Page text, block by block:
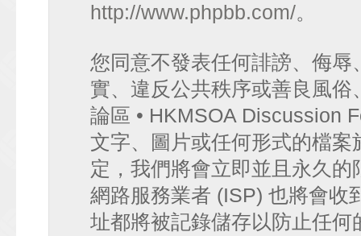
http://www.phpbb.com/。
您同意不發表任何誹謗、侮
實、違反公共秩序或善良風
論區 • HKMSOA Discussion
文字、圖片或任何形式的檔
定，我們將會立即並且永久
網路服務業者 (ISP) 也將會收
址都將被記錄儲存以防止任